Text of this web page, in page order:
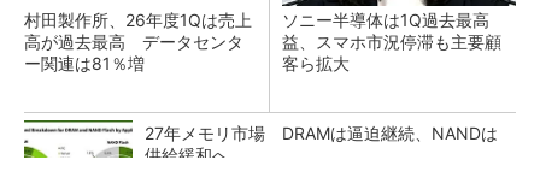
村田製作所、26年度1Qは売上
高が過去最高 データセンタ
ー関連は81％増
ソニー半導体は1Q過去最高
益、スマホ市況停滞も主要顧
客ら拡大
27年メモリ市場 DRAMは逼迫継続、NANDは
供給緩和へ